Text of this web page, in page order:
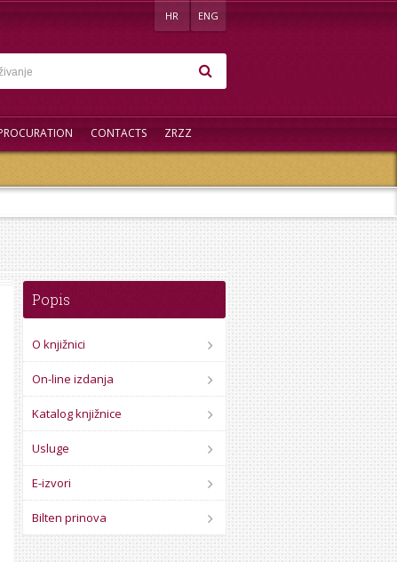
HR ENG
CONTACTS ZRZZ
Popis
O knjižnici
On-line izdanja
Katalog knjižnice
Usluge
E-izvori
Bilten prinova